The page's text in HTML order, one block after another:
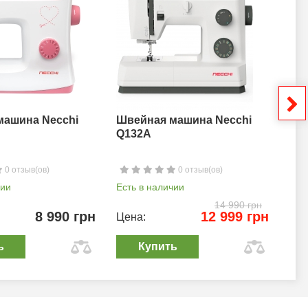
Necchi
0 отзыв(ов)
8 990 грн
Швейная машина Necchi
Q132A
0 отзыв(ов)
Есть в наличии
14 990 грн
Цена: 12 999 грн
Купить